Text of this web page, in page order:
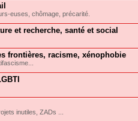
euses, chômage, précarité.
et recherche, santé et social
frontières, racisme, xénophobie
inutiles, ZADs ...